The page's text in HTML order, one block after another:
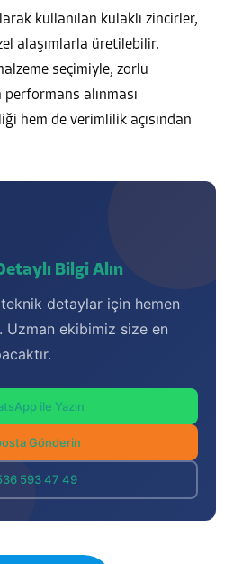
kullanılan kulaklı zincirler,
alaşımlarla üretilebilir.
seçimiyle, zorlu
alınması
hem de verimlilik açısından
Bilgi Alın
detaylar için hemen
ekibimiz size en
ile Yazın
Gönderin
593 47 49